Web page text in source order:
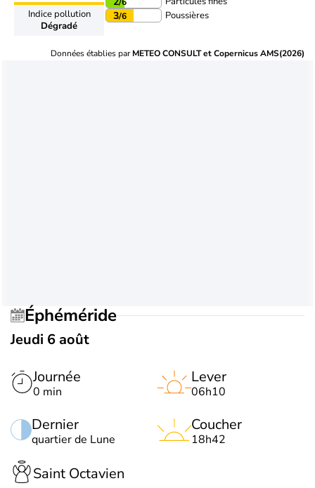
Indice pollution
Dégradé
3/6 Poussières
Données établies parMETEO CONSULT et Copernicus AMS(2026)
Éphéméride
Jeudi 6 août
Journée
0 min
Dernier
quartier de Lune
Lever
06h10
Coucher
18h42
Saint Octavien